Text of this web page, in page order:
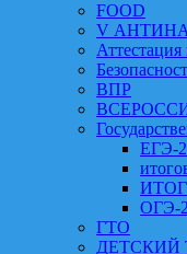
FOOD
V
ВПР
ЕГЭ-
ОГЭ-
ГТО
ДЕТСКИЙ